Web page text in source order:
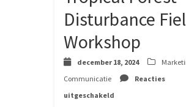
Disturbance
Workshop
december 18, 2024
Communicatie
Reacties
uitgeschakeld